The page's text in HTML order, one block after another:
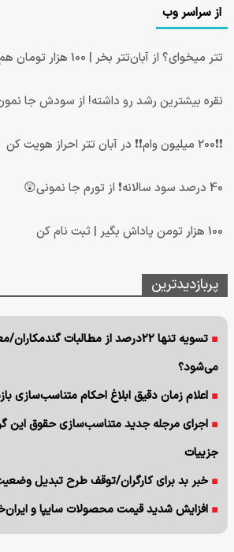
از سراسر وب
تتر میخوای؟ از آبان‌تتر بخر | 100 هزار تومان هم جایزه بگیر
نقره بیشترین رشد رو داشته! از سودش جا
❗❗200 میلیون وام❗❗ در آبان تتر احراز هویت کن
40 درصد سود سالانه❗ از تورم جا نمونی😲
100 هزار تومن پاداش بگیر | ثبت نام کن
پربازدیدترین
تسویه تنها ۲۲درصد از مطالبات
می‌شود؟
اعلام زمان دقیق ابلاغ احکام متناسب‌سازی
اجرای مرجله جدید متناسب‌سازی حقوق این
جزییات
خبر بد برای کارگران/توقف طرح تبدیل
افزایش شدید قیمت محصولات سایپا و